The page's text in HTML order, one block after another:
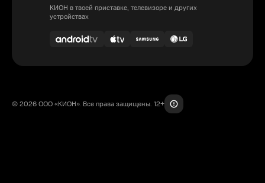
КИОН в твоей приставке, телевизоре и других
устройствах
© 2026 ООО «КИОН». Все права защищены. 12+